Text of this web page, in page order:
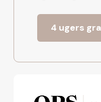
4 ugers